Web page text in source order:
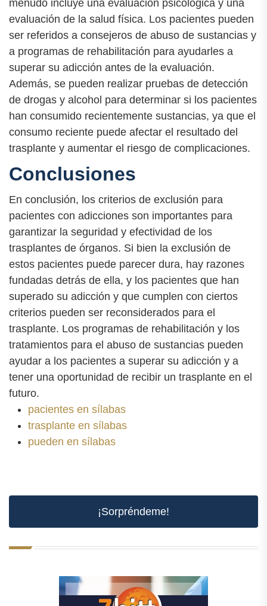
menudo incluye una evaluación psicológica y una
evaluación de la salud física. Los pacientes pueden
ser referidos a consejeros de abuso de sustancias y
a programas de rehabilitación para ayudarles a
superar su adicción antes de la evaluación.
Además, se pueden realizar pruebas de detección
de drogas y alcohol para determinar si los pacientes
han consumido recientemente sustancias, ya que el
consumo reciente puede afectar el resultado del
trasplante y aumentar el riesgo de complicaciones.
Conclusiones
En conclusión, los criterios de exclusión para
pacientes con adicciones son importantes para
garantizar la seguridad y efectividad de los
trasplantes de órganos. Si bien la exclusión de
estos pacientes puede parecer dura, hay razones
fundadas detrás de ella, y los pacientes que han
superado su adicción y que cumplen con ciertos
criterios pueden ser reconsiderados para el
trasplante. Los programas de rehabilitación y los
tratamientos para el abuso de sustancias pueden
ayudar a los pacientes a superar su adicción y a
tener una oportunidad de recibir un trasplante en el
futuro.
pacientes en sílabas
trasplante en sílabas
pueden en sílabas
¡Sorpréndeme!